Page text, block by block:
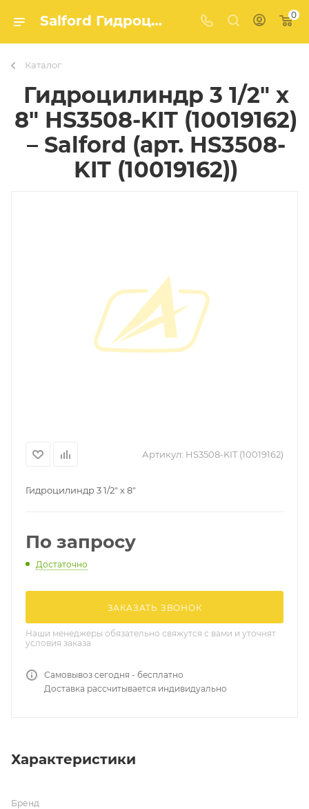
Salford Гидроцилиндр 3 1/2" x 8" HS3508-KIT (10019162) (арт. HS3508-KIT (10019162)) – купить в Агро-Мастер 0
Каталог
Гидроцилиндр 3 1/2" x
8" HS3508-KIT (10019162)
– Salford (арт. HS3508-
KIT (10019162))
Артикул: HS3508-KIT (10019162)
Гидроцилиндр 3 1/2" x 8"
По запросу
Достаточно
ЗАКАЗАТЬ ЗВОНОК
Наши менеджеры обязательно свяжутся с вами и уточнят
условия заказа
Самовывоз сегодня - бесплатно
Доставка рассчитывается индивидуально
Характеристики
Бренд